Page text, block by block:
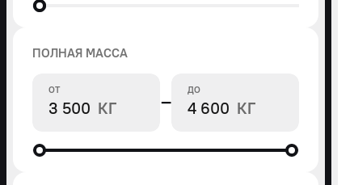
ПОЛНАЯ МАССА
КГ
ОТ − КГ
ДО